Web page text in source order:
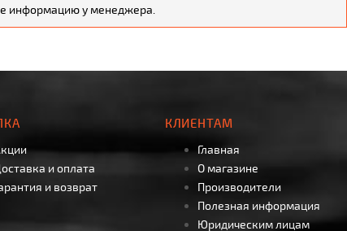
информацию у менеджера.
и оплата
и возврат
КЛИЕНТАМ
Главная
О магазине
Производители
Полезная информация
Юридическим лицам